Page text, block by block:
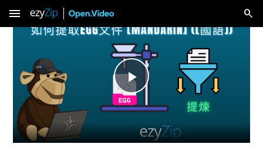
menu
Play
Video